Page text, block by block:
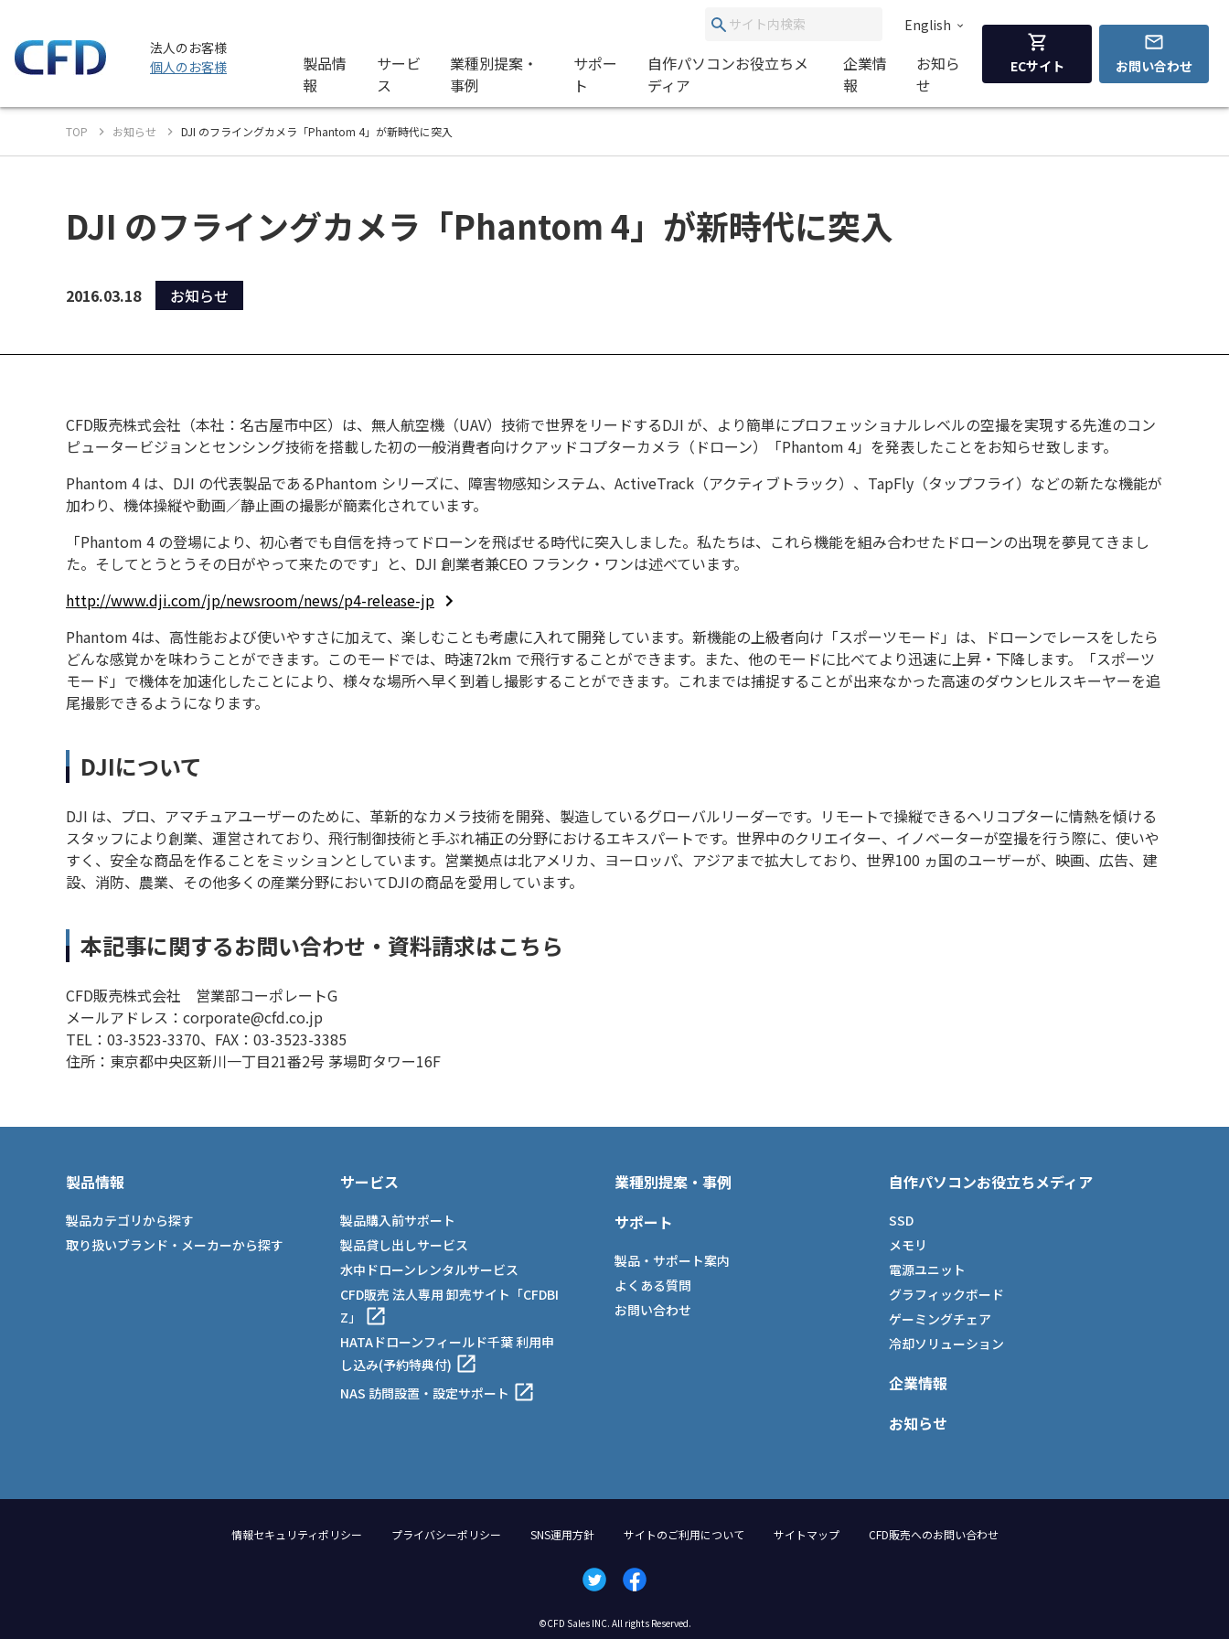
法人のお客様
個人のお客様
English
製品情
報
サービ
ス
業種別提案・
事例
サポー
ト
自作パソコンお役立ちメ
ディア
企業情
報
お知ら
せ
ECサイト お問い合わせ
TOP お知らせ DJI のフライングカメラ「Phantom 4」が新時代に突入
DJI のフライングカメラ「Phantom 4」が新時代に突入
2016.03.18 お知らせ
CFD販売株式会社（本社：名古屋市中区）は、無人航空機（UAV）技術で世界をリードするDJI が、より簡単にプロフェッショナルレベルの空撮を実現する先進のコン
ピュータービジョンとセンシング技術を搭載した初の一般消費者向けクアッドコプターカメラ（ドローン）「Phantom 4」を発表したことをお知らせ致します。
Phantom 4 は、DJI の代表製品であるPhantom シリーズに、障害物感知システム、ActiveTrack（アクティブトラック）、TapFly（タップフライ）などの新たな機能が
加わり、機体操縦や動画／静止画の撮影が簡素化されています。
「Phantom 4 の登場により、初心者でも自信を持ってドローンを飛ばせる時代に突入しました。私たちは、これら機能を組み合わせたドローンの出現を夢見てきまし
た。そしてとうとうその日がやって来たのです」と、DJI 創業者兼CEO フランク・ワンは述べています。
http://www.dji.com/jp/newsroom/news/p4-release-jp
Phantom 4は、高性能および使いやすさに加えて、楽しむことも考慮に入れて開発しています。新機能の上級者向け「スポーツモード」は、ドローンでレースをしたら
どんな感覚かを味わうことができます。このモードでは、時速72km で飛行することができます。また、他のモードに比べてより迅速に上昇・下降します。「スポーツ
モード」で機体を加速化したことにより、様々な場所へ早く到着し撮影することができます。これまでは捕捉することが出来なかった高速のダウンヒルスキーヤーを追
尾撮影できるようになります。
DJIについて
DJI は、プロ、アマチュアユーザーのために、革新的なカメラ技術を開発、製造しているグローバルリーダーです。リモートで操縦できるヘリコプターに情熱を傾ける
スタッフにより創業、運営されており、飛行制御技術と手ぶれ補正の分野におけるエキスパートです。世界中のクリエイター、イノベーターが空撮を行う際に、使いや
すく、安全な商品を作ることをミッションとしています。営業拠点は北アメリカ、ヨーロッパ、アジアまで拡大しており、世界100 ヵ国のユーザーが、映画、広告、建
設、消防、農業、その他多くの産業分野においてDJIの商品を愛用しています。
本記事に関するお問い合わせ・資料請求はこちら
CFD販売株式会社 営業部コーポレートG
メールアドレス：corporate@cfd.co.jp
TEL：03-3523-3370、FAX：03-3523-3385
住所：東京都中央区新川一丁目21番2号 茅場町タワー16F
製品情報
製品カテゴリから探す
取り扱いブランド・メーカーから探す
サービス
製品購入前サポート
製品貸し出しサービス
水中ドローンレンタルサービス
CFD販売 法人専用 卸売サイト「CFDBI
Z」
HATAドローンフィールド千葉 利用申
し込み(予約特典付)
NAS 訪問設置・設定サポート
業種別提案・事例
サポート
製品・サポート案内
よくある質問
お問い合わせ
自作パソコンお役立ちメディア
SSD
メモリ
電源ユニット
グラフィックボード
ゲーミングチェア
冷却ソリューション
企業情報
お知らせ
情報セキュリティポリシー プライバシーポリシー SNS運用方針 サイトのご利用について サイトマップ CFD販売へのお問い合わせ
©CFD Sales INC. All rights Reserved.